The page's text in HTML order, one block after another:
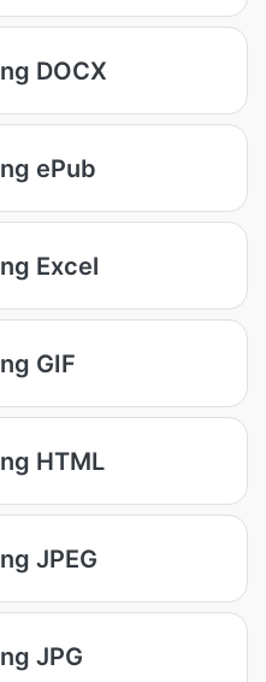
DOCX
ePub
Excel
GIF
HTML
JPEG
JPG